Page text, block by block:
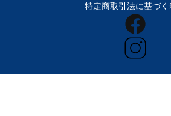
特定商取引法に基づ